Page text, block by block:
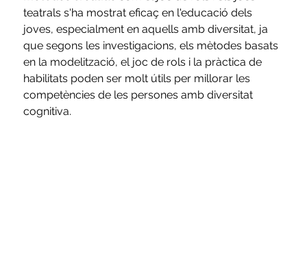
teatrals s'ha mostrat eficaç en l'educació dels
joves, especialment en aquells amb diversitat, ja
que segons les investigacions, els mètodes basats
en la modelització, el joc de rols i la pràctica de
habilitats poden ser molt útils per millorar les
competències de les persones amb diversitat
cognitiva.